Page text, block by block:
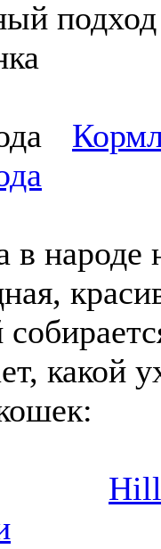
в народе
какой